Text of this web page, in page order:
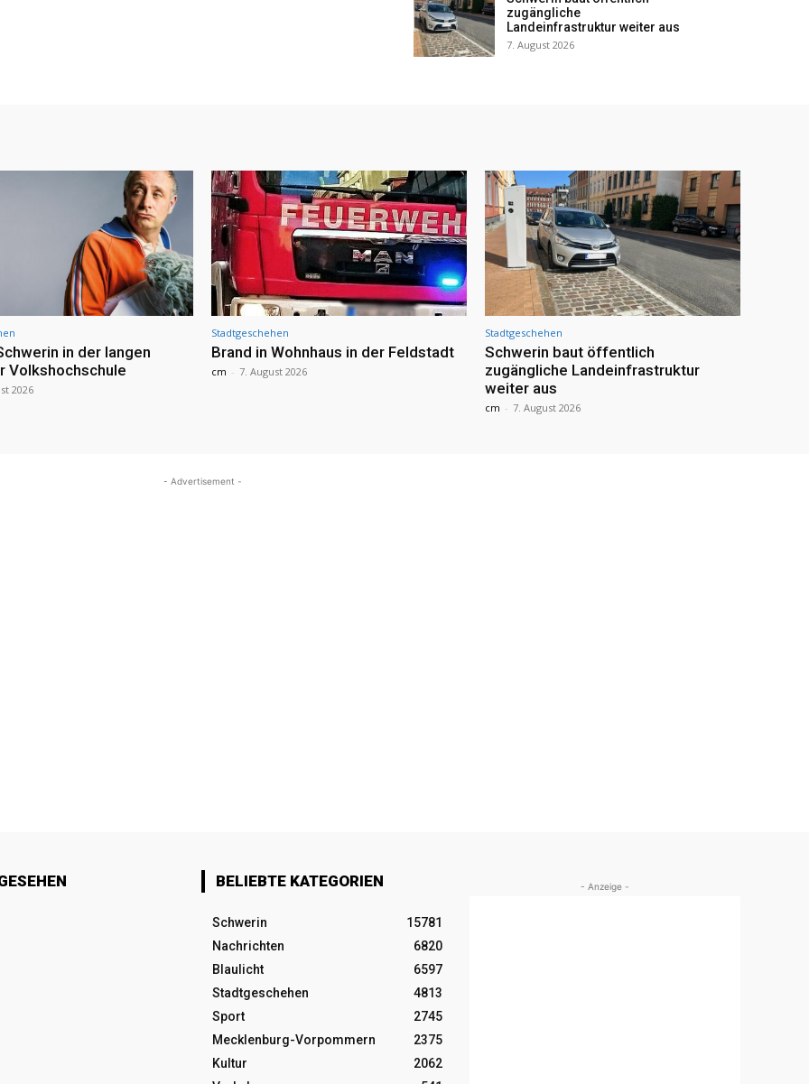
zugängliche
Landeinfrastruktur weiter aus
7. August 2026
in der langen
Volkshochschule
2026
Stadtgeschehen
Brand in Wohnhaus in der Feldstadt
cm - 7. August 2026
Stadtgeschehen
Schwerin baut öffentlich
zugängliche Landeinfrastruktur
weiter aus
cm - 7. August 2026
- Advertisement -
BELIEBTE KATEGORIEN
Schwerin
15781
Nachrichten
6820
Blaulicht
6597
Stadtgeschehen
4813
Sport
2745
Mecklenburg-Vorpommern
2375
Kultur
2062
- Anzeige -